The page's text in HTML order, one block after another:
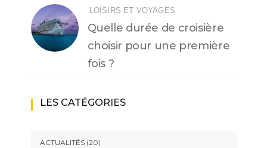
LOISIRS ET VOYAGES
Quelle durée de croisière
choisir pour une première
fois ?
LES CATÉGORIES
ACTUALITÉS(20)